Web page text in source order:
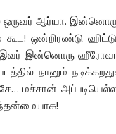
ஆர்யா.
ஒன்றிரண்டு
இவர் இன்னொரு
நானும்
மச்சான்